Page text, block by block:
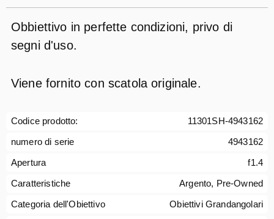
Obbiettivo in perfette condizioni, privo di
segni d'uso.
Viene fornito con scatola originale.
Codice prodotto:
11301SH-4943162
numero di serie
4943162
Apertura
f1.4
Caratteristiche
Argento, Pre-Owned
Categoria dell'Obiettivo
Obiettivi Grandangolari